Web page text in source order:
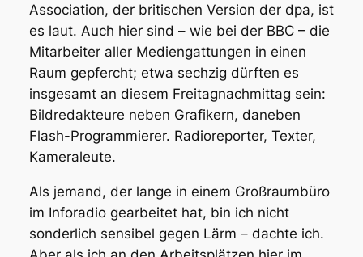
Association, der britischen Version der dpa, ist
es laut. Auch hier sind – wie bei der BBC – die
Mitarbeiter aller Mediengattungen in einen
Raum gepfercht; etwa sechzig dürften es
insgesamt an diesem Freitagnachmittag sein:
Bildredakteure neben Grafikern, daneben
Flash-Programmierer. Radioreporter, Texter,
Kameraleute.
Als jemand, der lange in einem Großraumbüro
im Inforadio gearbeitet hat, bin ich nicht
sonderlich sensibel gegen Lärm – dachte ich.